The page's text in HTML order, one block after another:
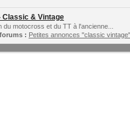
Classic & Vintage
du motocross et du TT à l'ancienne...
: Petites annonces "classic